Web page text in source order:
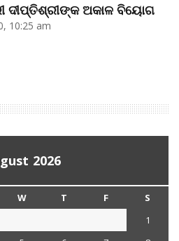
ଦୀପ୍ତିଶ୍ରୀଙ୍କ ଅକାଳ ବିୟୋଗ
10:25 am
2026
W T F
S
1